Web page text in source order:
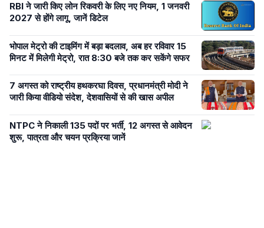
RBI ने जारी किए लोन रिकवरी के लिए नए नियम, 1 जनवरी
2027 से होंगे लागू, जानें डिटेल
भोपाल मेट्रो की टाइमिंग में बड़ा बदलाव, अब हर रविवार 15
मिनट में मिलेगी मेट्रो, रात 8:30 बजे तक कर सकेंगे सफर
7 अगस्त को राष्ट्रीय हथकरघा दिवस, प्रधानमंत्री मोदी ने
जारी किया वीडियो संदेश, देशवासियों से की खास अपील
NTPC ने निकाली 135 पदों पर भर्ती, 12 अगस्त से आवेदन
शुरू, पात्रता और चयन प्रक्रिया जानें